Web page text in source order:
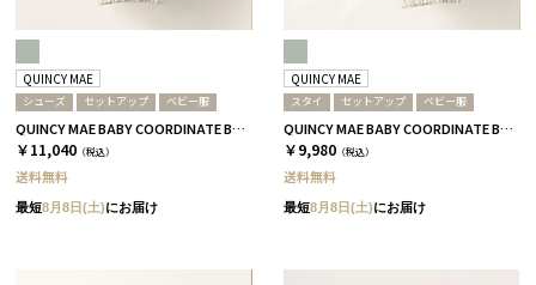
QUINCY MAE
シューズ セットアップ ベビー服
QUINCY MAE BABY COORDINATE BOX / セットアップ＋シューズ / セージグリーン［クインシーメイ］
￥11,040 （税込）
送料無料
最短8月8日(土)にお届け
QUINCY MAE
スタイ セットアップ ベビー服
QUINCY MAE BABY COORDINATE BOX / セットアップ＋スタイ / セージグリーン［クインシーメイ］
￥9,980 （税込）
送料無料
最短8月8日(土)にお届け